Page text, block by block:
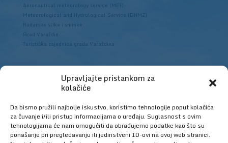
Upravljajte pristankom za
kolačiće
Da bismo pružili najbolje iskustvo, koristimo tehnologije poput kolačića
za čuvanje i/ili pristup informacijama o uređaju. Suglasnost s ovim
tehnologijama će nam omogućiti da obrađujemo podatke kao što su
ponašanje pri pregledavanju ili jedinstveni ID-ovi na ovoj web stranici.
Aeronautical meteorology service (MET)
Meteorological and Hydrological Service (DHMZ)
Radarske slike i snimke
Grad Varaždin
Turistička zajednica grada Varaždina
Hrvatska agencija za civilno zrakoplovstvo